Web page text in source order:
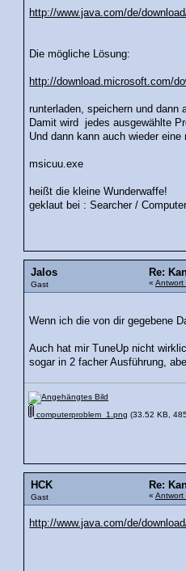
http://www.java.com/de/
Die mögliche Lösung:
http://download.microsoft.com/
runterladen, speichern und dann
Damit wird jedes ausgewählte
Und dann kann auch wieder
msicuu.exe
heißt die kleine Wunderwaffe!
geklaut bei : Searcher /
Jalos
Gast
Re:
« Antwort
Wenn ich die von dir gegebene
Auch hat mir TuneUp nicht
sogar in 2 facher Ausführung,
computerproblem_1.png (33.52 KB,
HCK
Gast
Re:
« Antwort
http://www.java.com/de/